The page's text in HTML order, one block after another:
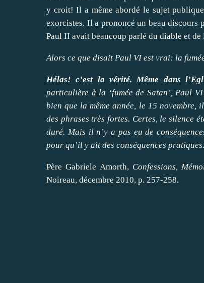
y croit! Il a même abordé le sujet
exorcistes. Il a prononcé un beau discours
Paul II avait beaucoup parlé du diable et
Alors ce que disait Paul VI est vrai: la
Hélas! c’est la vérité. Même dans
particulière à la ‘fumée de Satan’, Paul
bien que la même année, le 15 novembre ,
des phrases très fortes. Certes, le silence
duré. Mais il n’y a pas eu de
pour qu’il y ait des conséquences
Père Gabriele Amorth, Confessions,
Noireau, décembre 2010, p. 257-258.